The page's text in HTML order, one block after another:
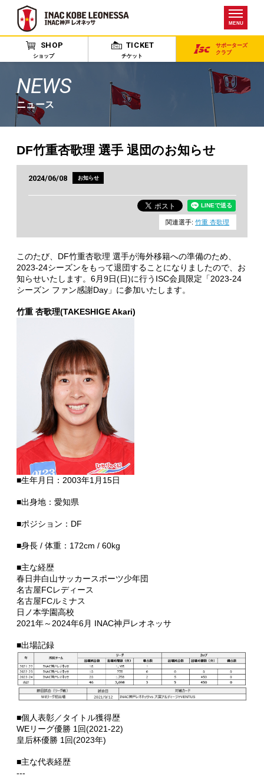
MENU
SHOP
ショップ
TICKET
チケット
サポーターズ
クラブ
NEWS
ニュース
DF竹重杏歌理 選手 退団のお知らせ
2024/06/08 お知らせ
関連選手:竹重 杏歌理
このたび、DF竹重杏歌理 選手が海外移籍への準備のため、
2023-24シーズンをもって退団することになりましたので、お
知らせいたします。6月9日(日)に行うISC会員限定「2023-24
シーズン ファン感謝Day」に参加いたします。
竹重 杏歌理(TAKESHIGE Akari)
■生年月日：2003年1月15日
■出身地：愛知県
■ポジション：DF
■身長 / 体重：172cm / 60kg
■主な経歴
春日井白山サッカースポーツ少年団
名古屋FCレディース
名古屋FCルミナス
日ノ本学園高校
2021年～2024年6月 INAC神戸レオネッサ
■出場記録
■個人表彰／タイトル獲得歴
WEリーグ優勝 1回(2021-22)
皇后杯優勝 1回(2023年)
■主な代表経歴
---